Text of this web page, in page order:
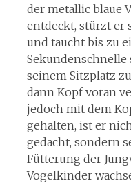
der metallic blaue
entdeckt, stürzt er
und taucht bis zu
seinem Sitzplatz
dann Kopf voran
jedoch mit dem
gehalten, ist er
gedacht, sondern
Fütterung der
Vogelkinder